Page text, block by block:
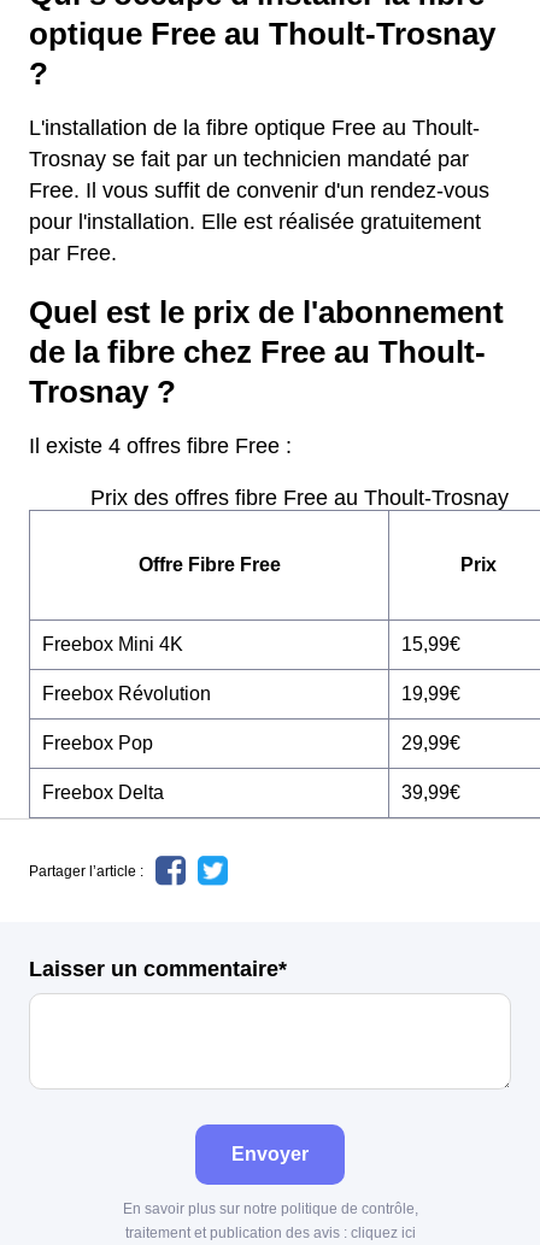
optique Free au Thoult-Trosnay
?
L'installation de la fibre optique Free au Thoult-
Trosnay se fait par un technicien mandaté par
Free. Il vous suffit de convenir d'un rendez-vous
pour l'installation. Elle est réalisée gratuitement
par Free.
Quel est le prix de l'abonnement
de la fibre chez Free au Thoult-
Trosnay ?
Il existe 4 offres fibre Free :
Prix des offres fibre Free au Thoult-Trosnay
Offre Fibre Free Prix
Freebox Mini 4K 15,99€
Freebox Révolution 19,99€
Freebox Pop 29,99€
Freebox Delta 39,99€
Partager l’article :
Laisser un commentaire*
Envoyer
En savoir plus sur notre politique de contrôle,
traitement et publication des avis : cliquez ici